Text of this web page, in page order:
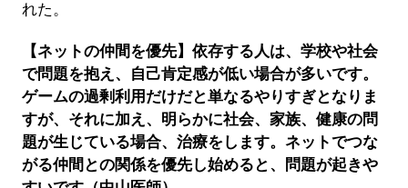
れた。
【ネットの仲間を優先】依存する人は、学校や社会
で問題を抱え、自己肯定感が低い場合が多いです。
ゲームの過剰利用だけだと単なるやりすぎとなりま
すが、それに加え、明らかに社会、家族、健康の問
題が生じている場合、治療をします。ネットでつな
がる仲間との関係を優先し始めると、問題が起きや